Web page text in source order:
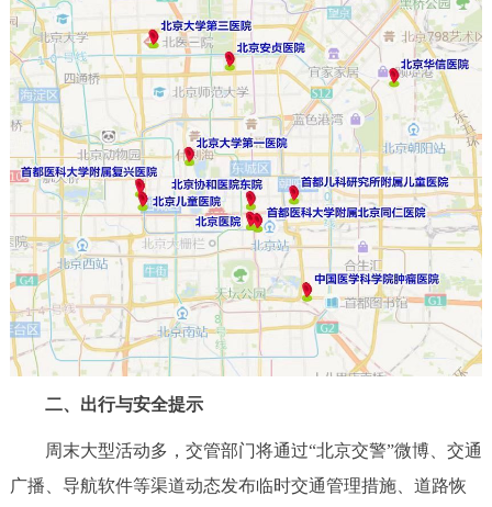
二、出行与安全提示
周末大型活动多，交管部门将通过“北京交警”微博、交通
广播、导航软件等渠道动态发布临时交通管理措施、道路恢